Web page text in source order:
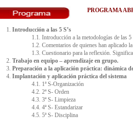
PROGRAMA
Introducción a las 5 S’s
1.1. Introducción a la metodologías de las 5
1.2. Comentarios de quienes han aplicado
1.3. Cuestionario para la reflexión.
Trabajo en equipo – aprendizaje en grupo.
Preparación a la aplicación práctica: dinámica
Implantación y aplicación práctica del sistema
4.1. 1ª S-Organización
4.2. 2ª S- Orden
4.3. 3ª S- Limpieza
4.4. 4ª S- Estandarizar
4.5. 5ª S- Disciplina